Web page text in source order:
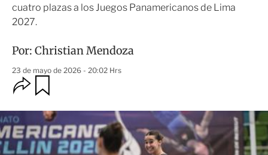
cuatro plazas a los Juegos Panamericanos de Lima
2027.
Por: Christian Mendoza
23 de mayo de 2026 - 20:02 Hrs
O
p
i
o
n
e
r
d
a